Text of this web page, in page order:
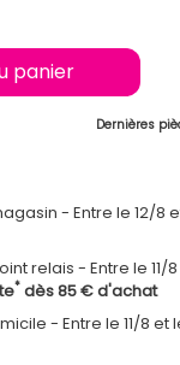
panier
Dernières
Entre le 12/8
relais
Entre le 11/
* dès 85 € d'achat
Entre le 11/8 et